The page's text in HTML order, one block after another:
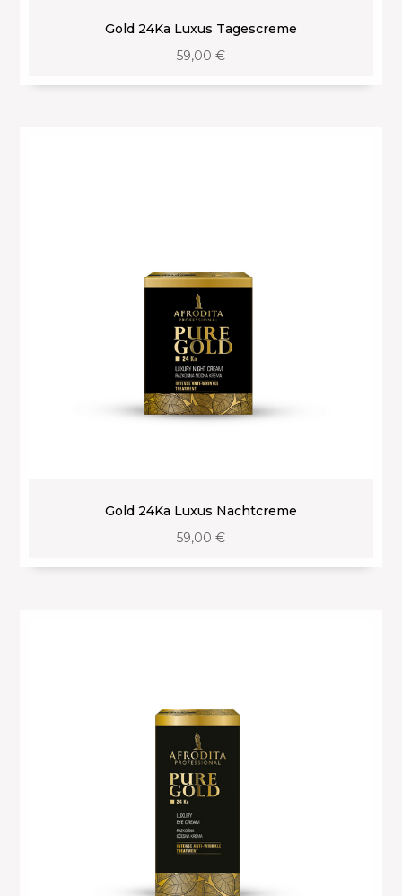
Gold 24Ka Luxus Tagescreme
59,00 €
Gold 24Ka Luxus Nachtcreme
59,00 €